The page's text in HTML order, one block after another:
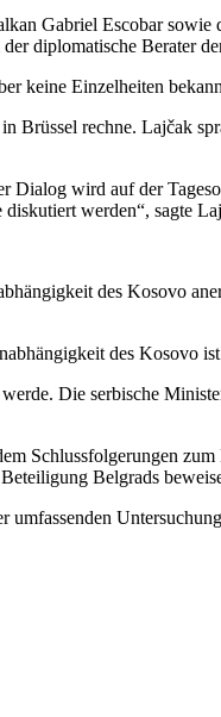
Gabriel Escobar
diplomatische Berater
keine Einzelheiten
Brüssel rechne. Lajčak
wird auf der
werden“, sagte
des Kosovo
des Kosovo
Die serbische
Schlussfolgerungen
Belgrads